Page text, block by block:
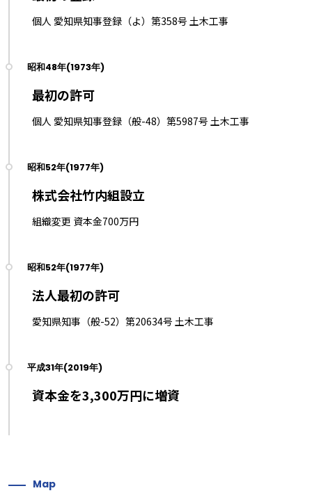
個人 愛知県知事登録（よ）第358号 土木工事
最初の許可
個人 愛知県知事登録（般-48）第5987号 土木工事
株式会社竹内組設立
組織変更 資本金700万円
法人最初の許可
愛知県知事（般-52）第20634号 土木工事
資本金を3,300万円に増資
Map